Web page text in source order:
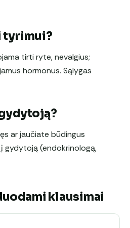
tyrimui?
tirti ryte, nevalgius;
hormonus. Sąlygas
ar jaučiate būdingus
gydytoją (endokrinologą,
klausimai